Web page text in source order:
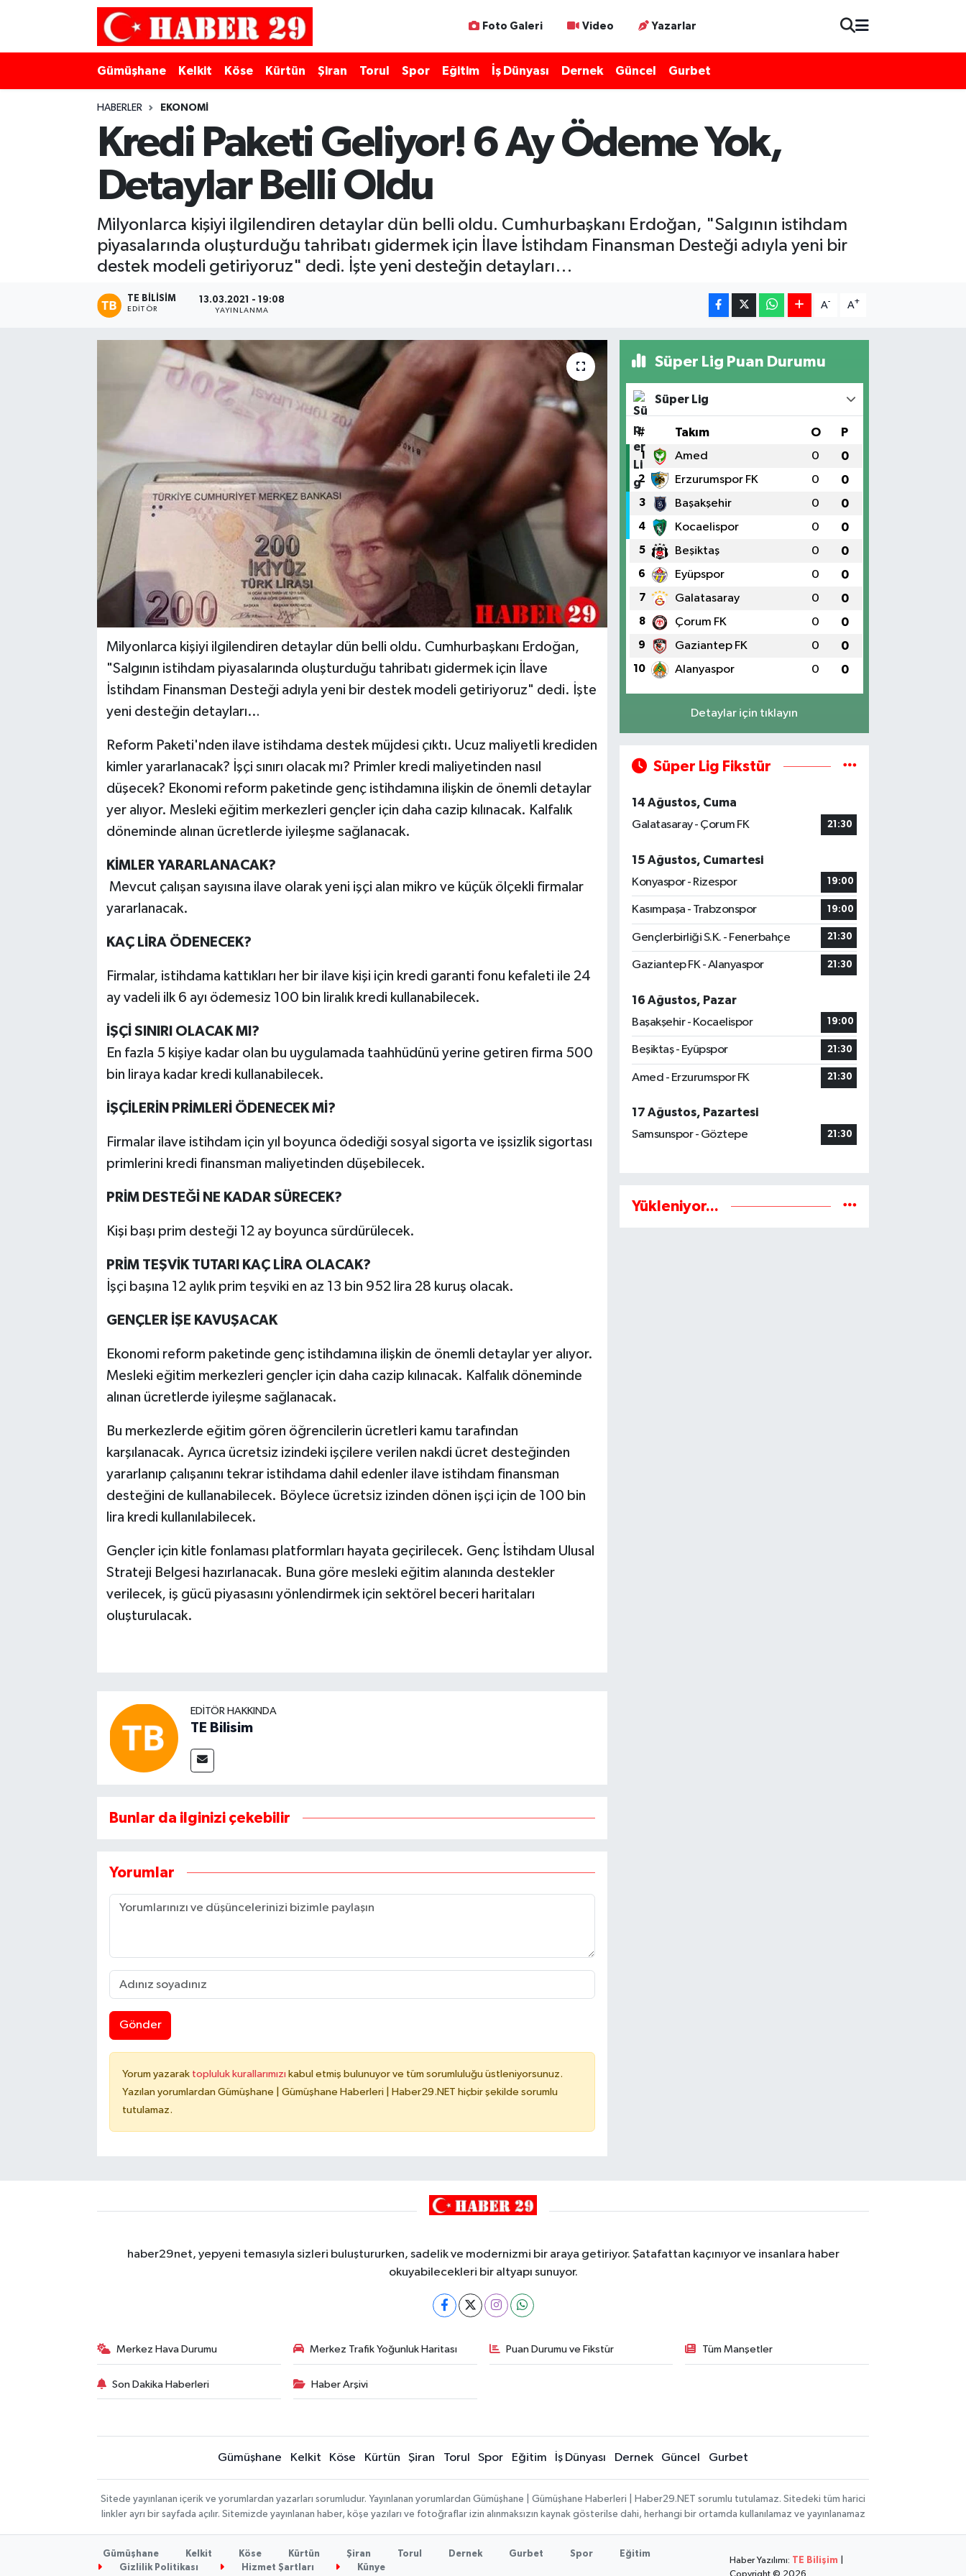
Foto Galeri Video Yazarlar
Gümüşhane Kelkit Köse Kürtün Şiran Torul Spor Eğitim İş Dünyası Dernek Güncel Gurbet
HABERLER EKONOMI
Kredi Paketi Geliyor! 6 Ay Ödeme Yok,
Detaylar Belli Oldu
Milyonlarca kişiyi ilgilendiren detaylar dün belli oldu. Cumhurbaşkanı Erdoğan, "Salgının istihdam
piyasalarında oluşturduğu tahribatı gidermek için İlave İstihdam Finansman Desteği adıyla yeni bir
destek modeli getiriyoruz" dedi. İşte yeni desteğin detayları…
TE BILISIM
EDITÖR
13.03.2021 - 19:08
YAYINLANMA
A- A+
Milyonlarca kişiyi ilgilendiren detaylar dün belli oldu. Cumhurbaşkanı Erdoğan,
"Salgının istihdam piyasalarında oluşturduğu tahribatı gidermek için İlave
İstihdam Finansman Desteği adıyla yeni bir destek modeli getiriyoruz" dedi. İşte
yeni desteğin detayları…
Reform Paketi'nden ilave istihdama destek müjdesi çıktı. Ucuz maliyetli krediden
kimler yararlanacak? İşçi sınırı olacak mı? Primler kredi maliyetinden nasıl
düşecek? Ekonomi reform paketinde genç istihdamına ilişkin de önemli detaylar
yer alıyor. Mesleki eğitim merkezleri gençler için daha cazip kılınacak. Kalfalık
döneminde alınan ücretlerde iyileşme sağlanacak.
KİMLER YARARLANACAK?
Mevcut çalışan sayısına ilave olarak yeni işçi alan mikro ve küçük ölçekli firmalar
yararlanacak.
KAÇ LİRA ÖDENECEK?
Firmalar, istihdama kattıkları her bir ilave kişi için kredi garanti fonu kefaleti ile 24
ay vadeli ilk 6 ayı ödemesiz 100 bin liralık kredi kullanabilecek.
İŞÇİ SINIRI OLACAK MI?
En fazla 5 kişiye kadar olan bu uygulamada taahhüdünü yerine getiren firma 500
bin liraya kadar kredi kullanabilecek.
İŞÇİLERİN PRİMLERİ ÖDENECEK Mİ?
Firmalar ilave istihdam için yıl boyunca ödediği sosyal sigorta ve işsizlik sigortası
primlerini kredi finansman maliyetinden düşebilecek.
PRİM DESTEĞİ NE KADAR SÜRECEK?
Kişi başı prim desteği 12 ay boyunca sürdürülecek.
PRİM TEŞVİK TUTARI KAÇ LİRA OLACAK?
İşçi başına 12 aylık prim teşviki en az 13 bin 952 lira 28 kuruş olacak.
GENÇLER İŞE KAVUŞACAK
Ekonomi reform paketinde genç istihdamına ilişkin de önemli detaylar yer alıyor.
Mesleki eğitim merkezleri gençler için daha cazip kılınacak. Kalfalık döneminde
alınan ücretlerde iyileşme sağlanacak.
Bu merkezlerde eğitim gören öğrencilerin ücretleri kamu tarafından
karşılanacak. Ayrıca ücretsiz izindeki işçilere verilen nakdi ücret desteğinden
yararlanıp çalışanını tekrar istihdama dahil edenler ilave istihdam finansman
desteğini de kullanabilecek. Böylece ücretsiz izinden dönen işçi için de 100 bin
lira kredi kullanılabilecek.
Gençler için kitle fonlaması platformları hayata geçirilecek. Genç İstihdam Ulusal
Strateji Belgesi hazırlanacak. Buna göre mesleki eğitim alanında destekler
verilecek, iş gücü piyasasını yönlendirmek için sektörel beceri haritaları
oluşturulacak.
EDITÖR HAKKINDA
TE Bilisim
Bunlar da ilginizi çekebilir
Yorumlar
Gönder
Yorum yazarak topluluk kurallarımızı kabul etmiş bulunuyor ve tüm sorumluluğu üstleniyorsunuz.
Yazılan yorumlardan Gümüşhane | Gümüşhane Haberleri | Haber29.NET hiçbir şekilde sorumlu
tutulamaz.
Süper Lig Puan Durumu
Süper Lig
# Takım O P
1 Amed 0 0
2 Erzurumspor FK 0 0
3 Başakşehir 0 0
4 Kocaelispor 0 0
5 Beşiktaş 0 0
6 Eyüpspor 0 0
7 Galatasaray 0 0
8 Çorum FK 0 0
9 Gaziantep FK 0 0
10 Alanyaspor 0 0
Detaylar için tıklayın
Süper Lig Fikstür
14 Ağustos, Cuma
Galatasaray - Çorum FK
21:30
15 Ağustos, Cumartesi
Konyaspor - Rizespor
19:00
Kasımpaşa - Trabzonspor 19:00
Gençlerbirliği S.K. - Fenerbahçe 21:30
Gaziantep FK - Alanyaspor 21:30
16 Ağustos, Pazar
Başakşehir - Kocaelispor
19:00
Beşiktaş - Eyüpspor 21:30
Amed - Erzurumspor FK 21:30
17 Ağustos, Pazartesi
Samsunspor - Göztepe
21:30
Yükleniyor...
haber29net, yepyeni temasıyla sizleri buluştururken, sadelik ve modernizmi bir araya getiriyor. Şatafattan kaçınıyor ve insanlara haber
okuyabilecekleri bir altyapı sunuyor.
Merkez Hava Durumu Merkez Trafik Yoğunluk Haritası Puan Durumu ve Fikstür Tüm Manşetler
Son Dakika Haberleri Haber Arşivi
Gümüşhane Kelkit Köse Kürtün Şiran Torul Spor Eğitim İş Dünyası Dernek Güncel Gurbet
Sitede yayınlanan içerik ve yorumlardan yazarları sorumludur. Yayınlanan yorumlardan Gümüşhane | Gümüşhane Haberleri | Haber29.NET sorumlu tutulamaz. Sitedeki tüm harici
linkler ayrı bir sayfada açılır. Sitemizde yayınlanan haber, köşe yazıları ve fotoğraflar izin alınmaksızın kaynak gösterilse dahi, herhangi bir ortamda kullanılamaz ve yayınlanamaz
Gümüşhane Kelkit Köse Kürtün Şiran Torul Dernek Gurbet Spor
Eğitim
Gizlilik Politikası
Hizmet Şartları Künye
Haber Yazılımı: TE Bilişim
Copyright © 2026
Merkez Hava Durumu
Merkez Trafik Yoğunluk Haritası
Süper Lig Puan Durumu ve Fikstür
Son Dakika Haberleri